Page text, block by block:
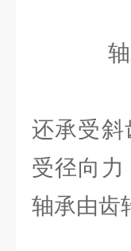
轴
每根
还承受斜
受径向
轴承由齿